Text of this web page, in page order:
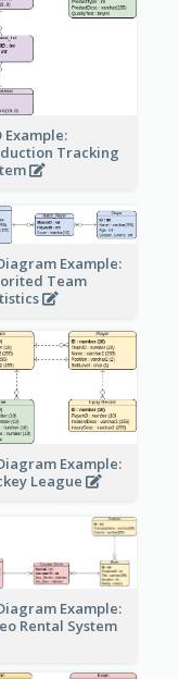
Example:
Tracking
Example:
Team
Example:
League
Example:
Rental System